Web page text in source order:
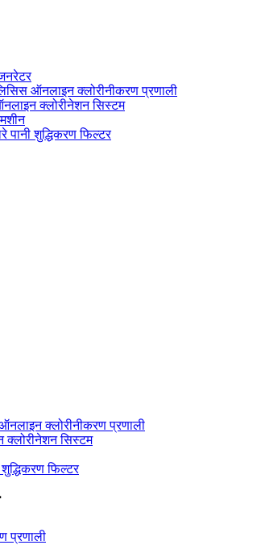
ऑनलाइन क्लोरीनीकरण प्रणाली
क्लोरीनेशन सिस्टम
पानी शुद्धिकरण फिल्टर
क्लोरीनीकरण प्रणाली
क्लोरीनेशन सिस्टम
शुद्धिकरण फिल्टर